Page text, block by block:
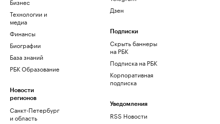
Технологии и
медиа
Финансы
Биографии
База знаний
РБК Образование
Новости
регионов
Санкт-Петербург
и область
Дзен
Подписки
Скрыть баннеры
на РБК
Подписка на РБК
Корпоративная
подписка
Уведомления
RSS Новости